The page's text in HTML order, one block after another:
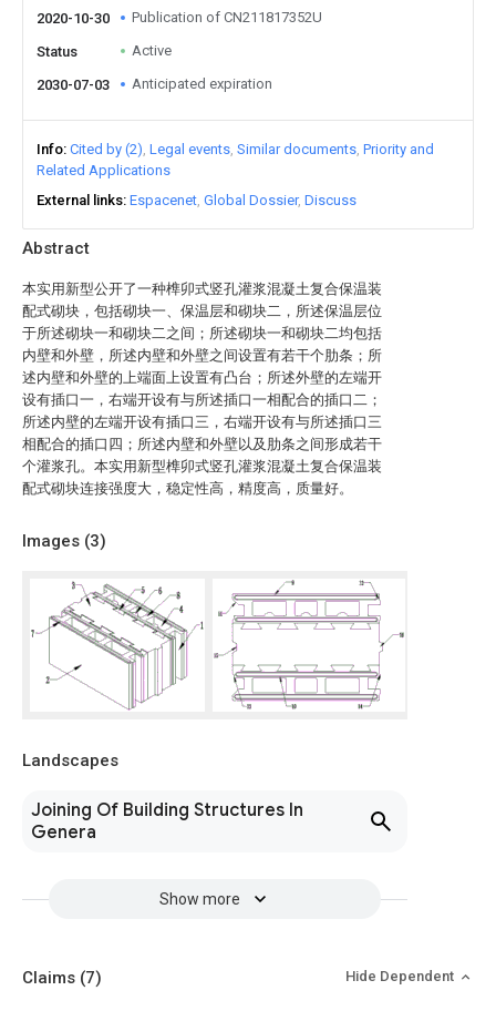
Abstract
本实用新型公开了一种榫卯式竖孔灌浆混凝土复合保温装
配式砌块，包括砌块一、保温层和砌块二，所述保温层位
于所述砌块一和砌块二之间；所述砌块一和砌块二均包括
内壁和外壁，所述内壁和外壁之间设置有若干个肋条；所
述内壁和外壁的上端面上设置有凸台；所述外壁的左端开
设有插口一，右端开设有与所述插口一相配合的插口二；
所述内壁的左端开设有插口三，右端开设有与所述插口三
相配合的插口四；所述内壁和外壁以及肋条之间形成若干
个灌浆孔。本实用新型榫卯式竖孔灌浆混凝土复合保温装
配式砌块连接强度大，稳定性高，精度高，质量好。
Images (3)
Landscapes
Joining Of Building Structures In
Genera
Show more
2020-10-30 Publication of CN211817352U
Status Active
2030-07-03 Anticipated expiration
Info Cited by (2) Legal events Similar documents Priority and
Related Applications
External links Espacenet Global Dossier Discuss
Claims (7) Hide Dependent